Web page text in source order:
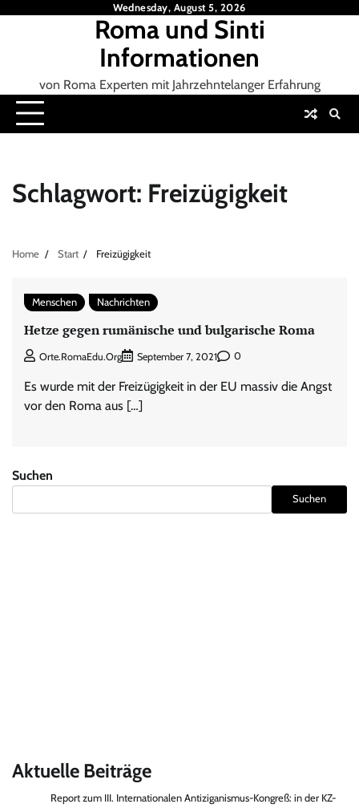
Wednesday, August 5, 2026
Roma und Sinti
Informationen
von Roma Experten mit Jahrzehntelanger Erfahrung
Schlagwort: Freizügigkeit
Home Start Freizügigkeit
Menschen Nachrichten
Hetze gegen rumänische und bulgarische Roma
Orte.RomaEdu.org September 7, 2021 0
Es wurde mit der Freizügigkeit in der EU massiv die Angst
vor den Roma aus […]
Suchen
Suchen
Aktuelle Beiträge
Report zum III. Internationalen Antiziganismus-Kongreß: in der KZ-